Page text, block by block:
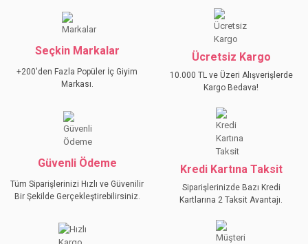
kullanarak tarafımıza iletebilirsiniz.
Görüş ve önerileriniz için teşekkür ederiz.
Ürün açıklamasında eksik bilgiler bulunuyor.
Ürün fiyatı diğer sitelerden daha pahalı.
Bu ürüne benzer farklı alternatifler olmalı.
Seçkin Markalar
+200'den Fazla Popüler İç Giyim
Markası.
Ücretsiz Kargo
10.000 TL ve Üzeri Alışverişlerde
Kargo Bedava!
Güvenli Ödeme
Tüm Siparişlerinizi Hızlı ve Güvenilir
Bir Şekilde Gerçekleştirebilirsiniz.
Kredi Kartına Taksit
Siparişlerinizde Bazı Kredi
Kartlarına 2 Taksit Avantajı.